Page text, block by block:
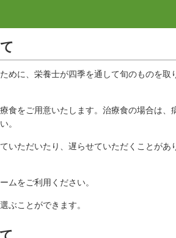
めに、栄養士が四季を通して旬のものを取
食をご用意いたします。治療食の場合は、
。
いただいたり、遅らせていただくことがあ
ムをご利用ください。
ぶことができます。